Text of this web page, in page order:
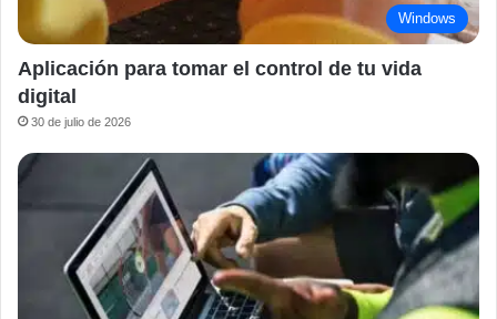
Windows
Aplicación para tomar el control de tu vida
digital
30 de julio de 2026